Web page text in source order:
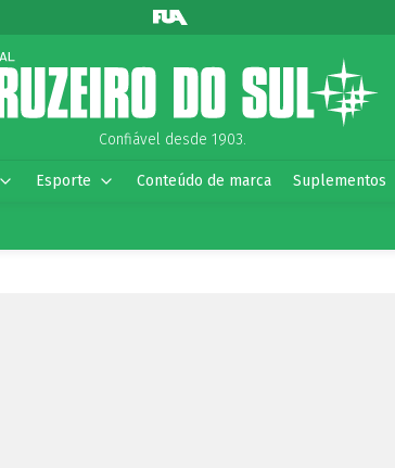
Confiável desde 1903.
Esporte Conteúdo de marca Suplementos